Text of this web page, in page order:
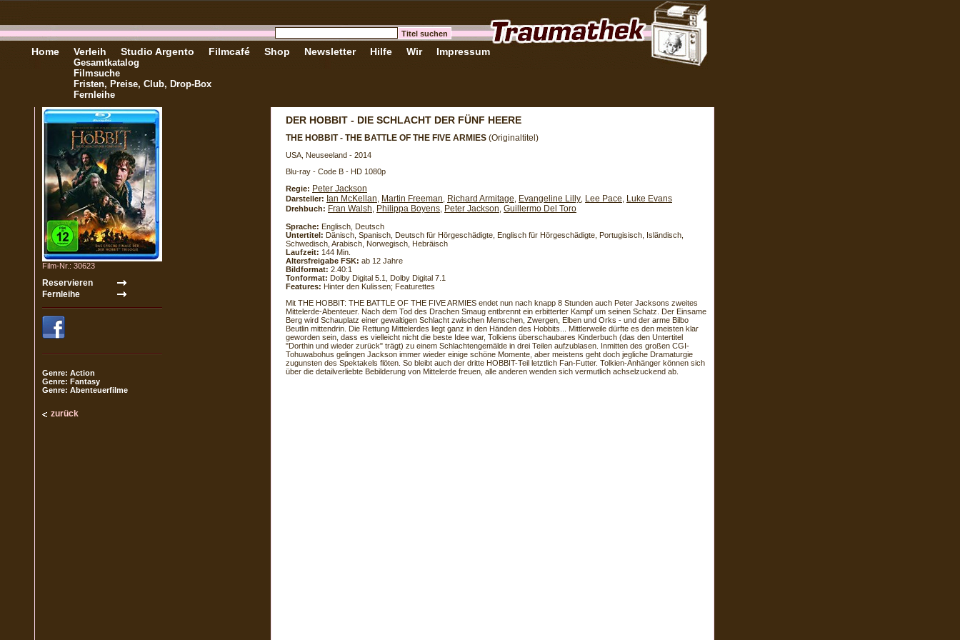
Home Verleih
Gesamtkatalog
Filmsuche
Fristen, Preise, Club, Drop-Box
Fernleihe
Studio Argento Filmcafé Shop Newsletter Hilfe Wir Impressum
Film-Nr.: 30623
Genre: Action
Genre: Fantasy
Genre: Abenteuerfilme
zurück
DER HOBBIT - DIE SCHLACHT DER FÜNF HEERE
THE HOBBIT - THE BATTLE OF THE FIVE ARMIES (Originaltitel)
USA, Neuseeland - 2014
Blu-ray - Code B - HD 1080p
Regie: Peter Jackson
Darsteller: Ian McKellan Martin Freeman Richard Armitage Evangeline Lilly Lee Pace Luke Evans
Drehbuch: Fran Walsh Philippa Boyens Peter Jackson Guillermo Del Toro
Sprache: Englisch, Deutsch
Untertitel: Dänisch, Spanisch, Deutsch für Hörgeschädigte, Englisch für Hörgeschädigte, Portugisisch, Isländisch,
Schwedisch, Arabisch, Norwegisch, Hebräisch
Laufzeit: 144 Min.
Altersfreigabe FSK: ab 12 Jahre
Bildformat: 2.40:1
Tonformat: Dolby Digital 5.1, Dolby Digital 7.1
Features: Hinter den Kulissen; Featurettes
Mit THE HOBBIT: THE BATTLE OF THE FIVE ARMIES endet nun nach knapp 8 Stunden auch Peter Jacksons zweites
Mittelerde-Abenteuer. Nach dem Tod des Drachen Smaug entbrennt ein erbitterter Kampf um seinen Schatz. Der Einsame
Berg wird Schauplatz einer gewaltigen Schlacht zwischen Menschen, Zwergen, Elben und Orks - und der arme Bilbo
Beutlin mittendrin. Die Rettung Mittelerdes liegt ganz in den Händen des Hobbits... Mittlerweile dürfte es den meisten klar
geworden sein, dass es vielleicht nicht die beste Idee war, Tolkiens überschaubares Kinderbuch (das den Untertitel
"Dorthin und wieder zurück" trägt) zu einem Schlachtengemälde in drei Teilen aufzublasen. Inmitten des großen CGI-
Tohuwabohus gelingen Jackson immer wieder einige schöne Momente, aber meistens geht doch jegliche Dramaturgie
zugunsten des Spektakels flöten. So bleibt auch der dritte HOBBIT-Teil letztlich Fan-Futter. Tolkien-Anhänger können sich
über die detailverliebte Bebilderung von Mittelerde freuen, alle anderen wenden sich vermutlich achselzuckend ab.